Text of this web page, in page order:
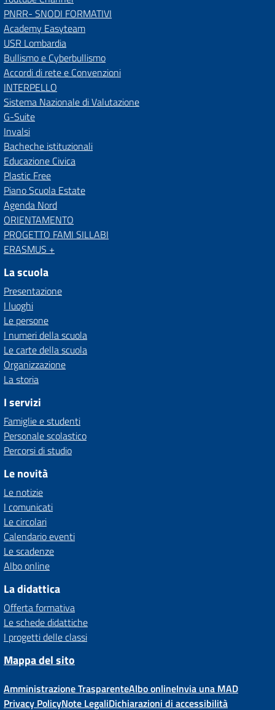
PNRR- SNODI FORMATIVI
Academy Easyteam
USR Lombardia
Bullismo e Cyberbullismo
Accordi di rete e Convenzioni
INTERPELLO
Sistema Nazionale di Valutazione
G-Suite
Invalsi
Bacheche istituzionali
Educazione Civica
Plastic Free
Piano Scuola Estate
Agenda Nord
ORIENTAMENTO
PROGETTO FAMI SILLABI
ERASMUS +
La scuola
Presentazione
I luoghi
Le persone
I numeri della scuola
Le carte della scuola
Organizzazione
La storia
I servizi
Famiglie e studenti
Personale scolastico
Percorsi di studio
Le novità
Le notizie
I comunicati
Le circolari
Calendario eventi
Le scadenze
Albo online
La didattica
Offerta formativa
Le schede didattiche
I progetti delle classi
Mappa del sito
Amministrazione TrasparenteAlbo onlineInvia una MAD
Privacy PolicyNote LegaliDichiarazioni di accessibilità